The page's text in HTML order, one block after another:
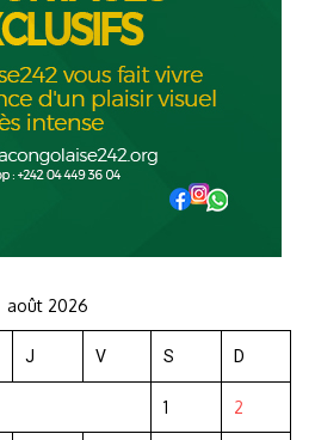
août 2026
J V S D
1 2